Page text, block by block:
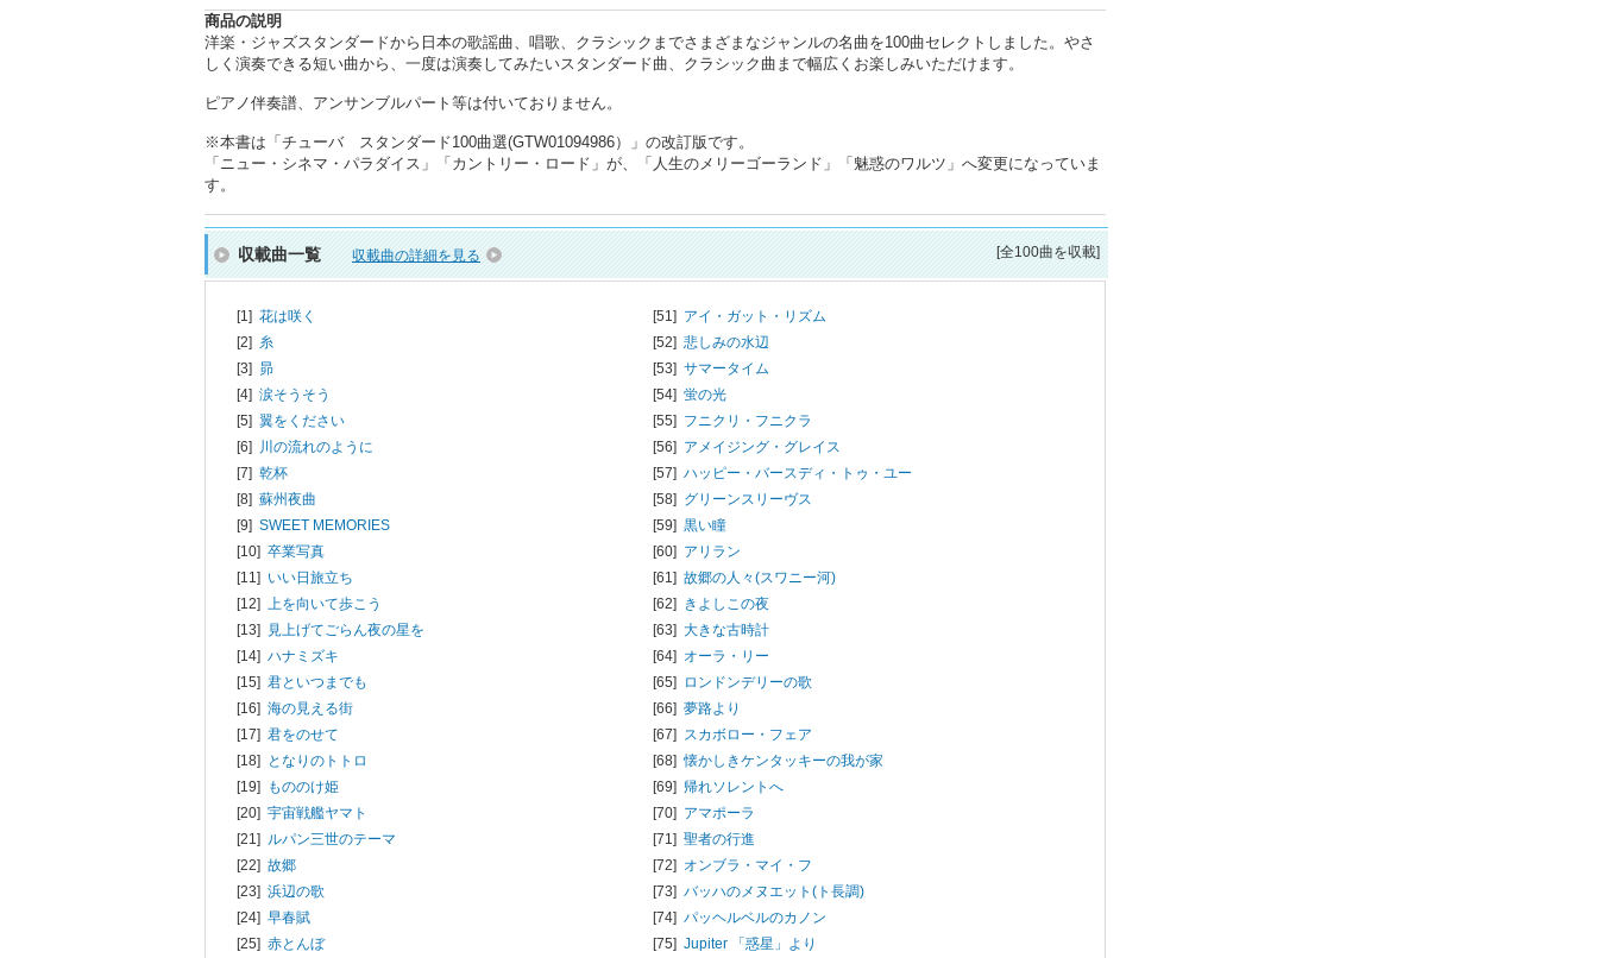
商品の説明
洋楽・ジャズスタンダードから日本の歌謡曲、唱歌、クラシックまでさまざまなジャンルの名曲を100曲セレクトしました。やさ
しく演奏できる短い曲から、一度は演奏してみたいスタンダード曲、クラシック曲まで幅広くお楽しみいただけます。
ピアノ伴奏譜、アンサンブルパート等は付いておりません。
※本書は「チューバ スタンダード100曲選(GTW01094986）」の改訂版です。
「ニュー・シネマ・パラダイス」「カントリー・ロード」が、「人生のメリーゴーランド」「魅惑のワルツ」へ変更になっていま
す。
収載曲一覧 収載曲の詳細を見る [全100曲を収載]
[1] 花は咲く
[2] 糸
[3] 昴
[4] 涙そうそう
[5] 翼をください
[6] 川の流れのように
[7] 乾杯
[8] 蘇州夜曲
[9] SWEET MEMORIES
[10] 卒業写真
[11] いい日旅立ち
[12] 上を向いて歩こう
[13] 見上げてごらん夜の星を
[14] ハナミズキ
[15] 君といつまでも
[16] 海の見える街
[17] 君をのせて
[18] となりのトトロ
[19] もののけ姫
[20] 宇宙戦艦ヤマト
[21] ルパン三世のテーマ
[22] 故郷
[23] 浜辺の歌
[24] 早春賦
[25] 赤とんぼ
[51] アイ・ガット・リズム
[52] 悲しみの水辺
[53] サマータイム
[54] 蛍の光
[55] フニクリ・フニクラ
[56] アメイジング・グレイス
[57] ハッピー・バースディ・トゥ・ユー
[58] グリーンスリーヴス
[59] 黒い瞳
[60] アリラン
[61] 故郷の人々(スワニー河)
[62] きよしこの夜
[63] 大きな古時計
[64] オーラ・リー
[65] ロンドンデリーの歌
[66] 夢路より
[67] スカボロー・フェア
[68]懐かしきケンタッキーの我が家
[69] 帰れソレントへ
[70] アマポーラ
[71] 聖者の行進
[72] オンブラ・マイ・フ
[73] バッハのメヌエット(ト長調)
[74] パッヘルベルのカノン
[75] Jupiter 「惑星」より